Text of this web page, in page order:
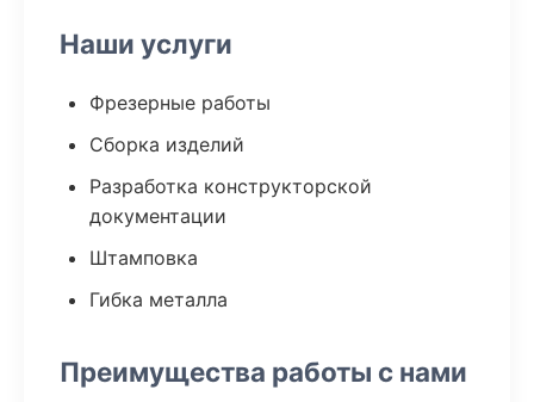
Наши услуги
Фрезерные работы
Сборка изделий
Разработка конструкторской
документации
Штамповка
Гибка металла
Преимущества работы с нами